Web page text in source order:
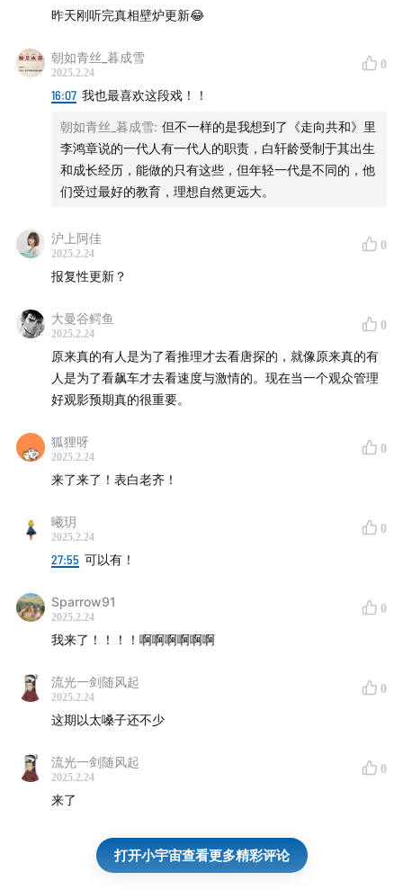
昨天刚听完真相壁炉更新😂
朝如青丝_暮成雪
2025.2.24
0
16:07 我也最喜欢这段戏！！
朝如青丝_暮成雪: 但不一样的是我想到了《走向共和》里
李鸿章说的一代人有一代人的职责，白轩龄受制于其出生
和成长经历，能做的只有这些，但年轻一代是不同的，他
们受过最好的教育，理想自然更远大。
沪上阿佳
2025.2.24
0
报复性更新？
大曼谷鳄鱼
2025.2.24
0
原来真的有人是为了看推理才去看唐探的，就像原来真的有
人是为了看飙车才去看速度与激情的。现在当一个观众管理
好观影预期真的很重要。
狐狸呀
2025.2.24
0
来了来了！表白老齐！
曦玥
2025.2.24
0
27:55 可以有！
Sparrow91
2025.2.24
0
我来了！！！！啊啊啊啊啊啊
流光一剑随风起
2025.2.24
0
这期以太嗓子还不少
流光一剑随风起
2025.2.24
0
来了
打开小宇宙查看更多精彩评论